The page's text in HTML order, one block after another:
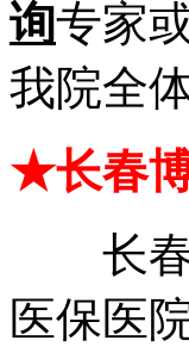
询专家
我院全
★长春
长春
医保医